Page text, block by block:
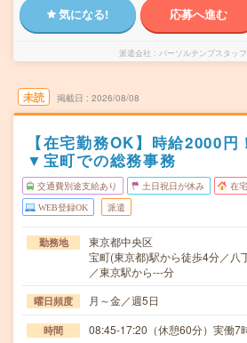
気になる! 応募へ進む
派遣会社 パーソルテンプスタッ
未読 掲載日 2026/08/08
【在宅勤務OK】時給2000円
▼宝町での総務事務
交通費別途支給あり 土日祝日が休み 在
WEB登録OK 派遣
勤務地
東京都中央区
宝町(東京都)駅から徒歩4分／八
／東京駅から---分
曜日頻度 月～金／週5日
時間 08:45-17:20（休憩60分）実働7